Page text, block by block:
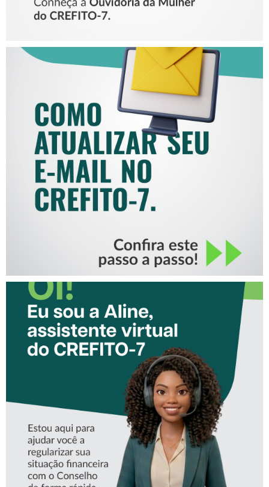
COMO ATUALIZAR SEU E-
MAIL NO CREFITO-7
CONHEÇA A ‘ALINE’,
ASSISTENTE VIRTUAL DO
CREFITO-7